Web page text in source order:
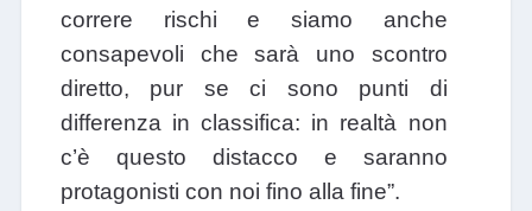
correre rischi e siamo anche
consapevoli che sarà uno scontro
diretto, pur se ci sono punti di
differenza in classifica: in realtà non
c’è questo distacco e saranno
protagonisti con noi fino alla fine”.